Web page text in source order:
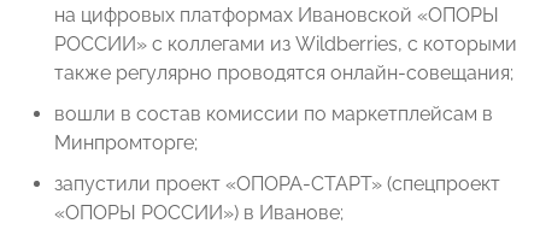
на цифровых платформах Ивановской «ОПОРЫ
РОССИИ» с коллегами из Wildberries, с которыми
также регулярно проводятся онлайн-совещания;
вошли в состав комиссии по маркетплейсам в
Минпромторге;
запустили проект «ОПОРА-СТАРТ» (спецпроект
«ОПОРЫ РОССИИ») в Иванове;